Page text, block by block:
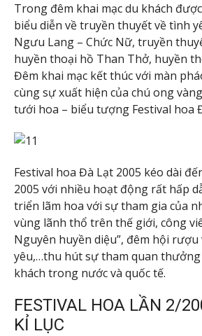
Trong đêm khai mạc du khách
biểu diễn về truyền thuyết về tình
Ngưu Lang – Chức Nữ, truyền
huyền thoại hồ Than Thở, huyền
Đêm khai mạc kết thúc với màn
cùng sự xuất hiện của chú ong
tưới hoa – biểu tượng Festival hoa
Festival hoa Đà Lạt 2005 kéo dài
2005 với nhiều hoạt động rất hấp
triển lãm hoa với sự tham gia của
vùng lãnh thổ trên thế giới, công
Nguyên huyền diệu”, đêm hội
yêu,…thu hút sự tham quan thưởng
khách trong nước và quốc tế.
FESTIVAL HOA LẦN 2/
KỈ LỤC